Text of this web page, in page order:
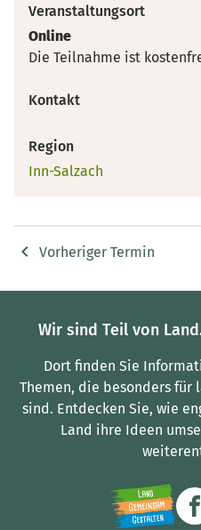
Veranstaltungsort
Online
Die Teilnahme ist
Kontakt
Region
Inn-Salzach
Vorheriger Termin
Wir sind Teil von
Dort finden Sie
Themen, die besonders
sind. Entdecken Sie, wie
Land ihre Ideen